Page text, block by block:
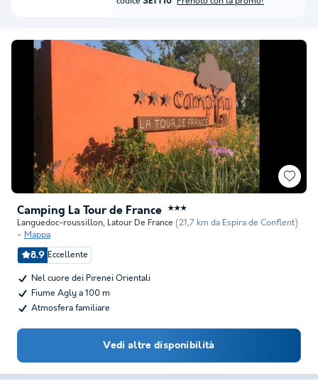
Camping La Tour de France ★★★
Languedoc-roussillon, Latour De France (21,7 km da Espira de Conflent)
Mappa
8.9 Eccellente
Nel cuore dei Pirenei Orientali
Fiume Agly a 100 m
Atmosfera familiare
Vedi altre disponibilità